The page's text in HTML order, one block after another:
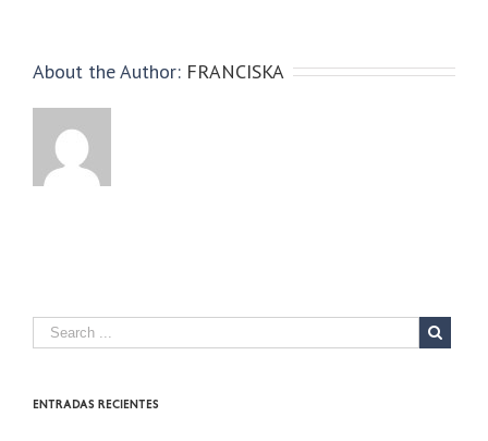
About the Author: FRANCISKA
Entradas recientes